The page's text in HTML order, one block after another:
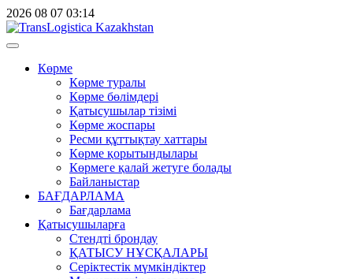
2026 08 07 03:14
Көрме
Көрме туралы
Көрме бөлімдері
Қатысушылар тізімі
Көрме жоспары
Ресми құттықтау хаттары
Көрме қорытындылары
Көрмеге қалай жетуге болады
Байланыстар
БАҒДАРЛАМА
Бағдарлама
Қатысушыларға
Стендті брондау
ҚАТЫСУ НҰСҚАЛАРЫ
Серіктестік мүмкіндіктер